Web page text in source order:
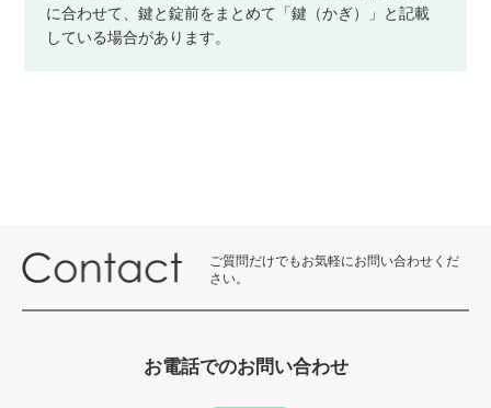
に合わせて、鍵と錠前をまとめて「鍵（かぎ）」と記載
している場合があります。
ご質問だけでもお気軽にお問い合わせくだ
さい。
お電話でのお問い合わせ